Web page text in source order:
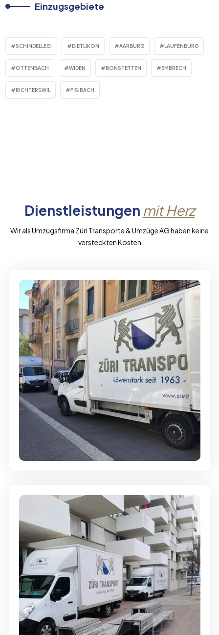
Einzugsgebiete
SCHINDELLEGI DIETLIKON AARBURG LAUFENBURG
OTTENBACH WIDEN BONSTETTEN EMBRECH
RICHTERSWIL FISIBACH
Dienstleistungen mit Herz
Wir als Umzugsfirma Züri Transporte & Umzüge AG haben keine
versteckten Kosten
Full-Service - Für Privatumzüge